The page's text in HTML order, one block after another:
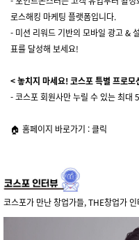
로스해킹 마케팅 플랫폼입니다.
- 미션 리워드 기반의 모바일 광고 &
표를 달성해 보세요!
< 놓치지 마세요! 코스포 특별 프로모
- 코스포 회원사만 누릴 수 있는 최대
🏠 홈페이지 바로가기 :클릭
코스포가 만난 창업가들, THE창업가